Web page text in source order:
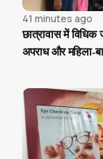
41 minutes ago
छात्रावास में
अपराध और महिला-